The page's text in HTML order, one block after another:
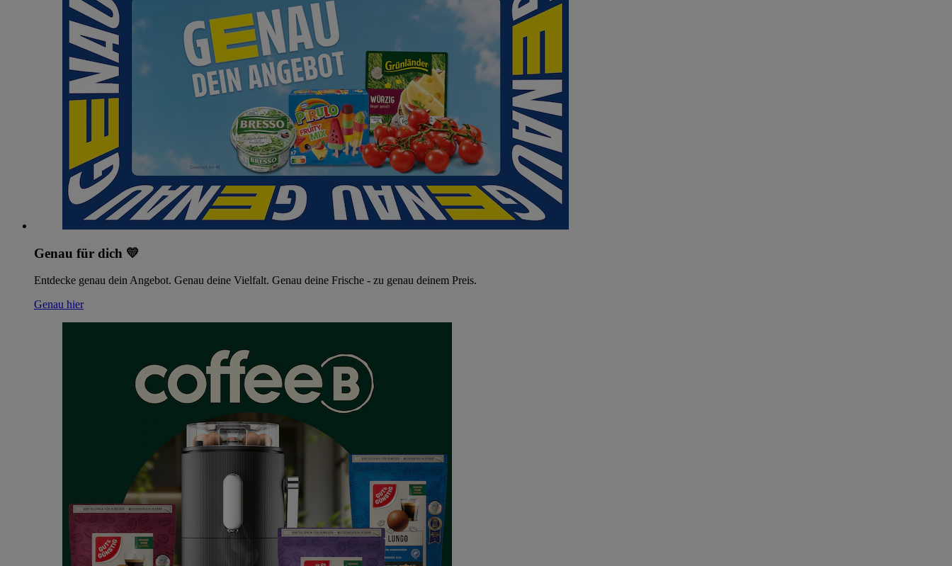
Genau für dich 💛
Entdecke genau dein Angebot. Genau deine Vielfalt. Genau deine Frische - zu genau deinem Preis.
Genau hier